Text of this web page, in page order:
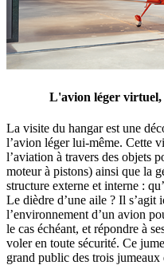
L'avion léger virtuel,
La visite du hangar est une
l’avion léger lui-même. Cette
l’aviation à travers des objets
moteur à pistons) ainsi que la
structure externe et interne :
Le dièdre d’une aile ? Il s’agit
l’environnement d’un avion
le cas échéant, et répondre à
voler en toute sécurité. Ce
grand public des trois jumeaux